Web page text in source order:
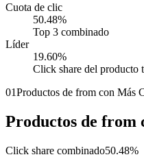
Cuota de clic
50.48%
Top 3 combinado
Líder
19.60%
Click share del producto
01Productos de from con Más
Productos de from
Click share combinado50.48%